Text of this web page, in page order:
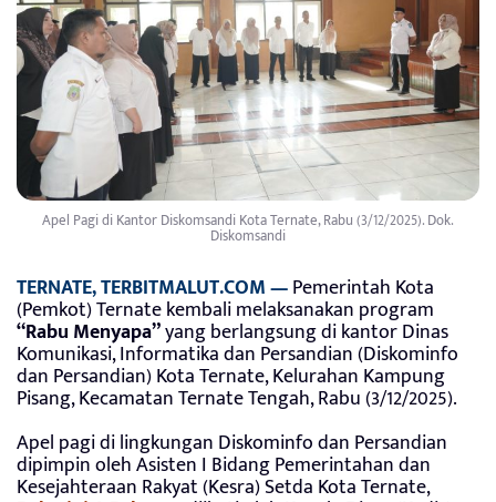
Apel Pagi di Kantor Diskomsandi Kota Ternate, Rabu (3/12/2025). Dok.
Diskomsandi
TERNATE, TERBITMALUT.COM —Pemerintah Kota
(Pemkot) Ternate kembali melaksanakan program
“Rabu Menyapa”yang berlangsung di kantor Dinas
Komunikasi, Informatika dan Persandian (Diskominfo
dan Persandian) Kota Ternate, Kelurahan Kampung
Pisang, Kecamatan Ternate Tengah, Rabu (3/12/2025).
Apel pagi di lingkungan Diskominfo dan Persandian
dipimpin oleh Asisten I Bidang Pemerintahan dan
Kesejahteraan Rakyat (Kesra) Setda Kota Ternate,